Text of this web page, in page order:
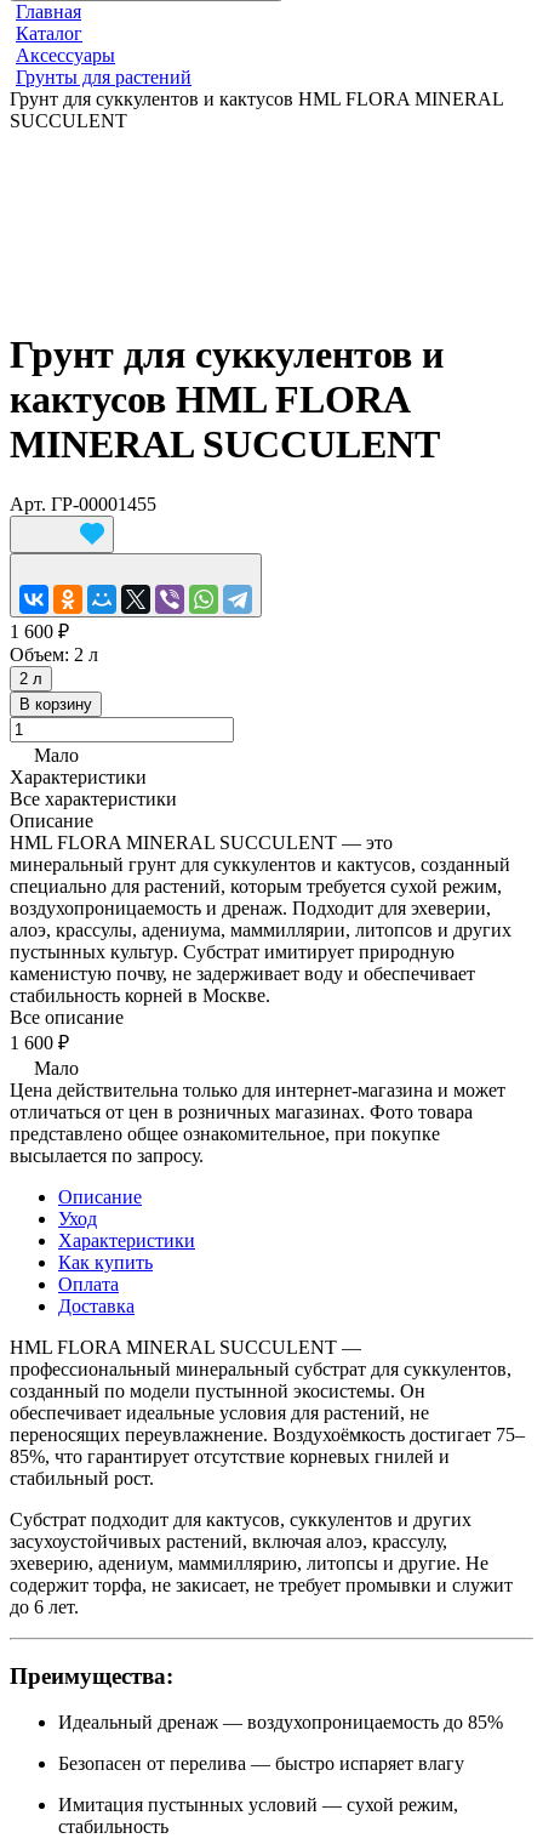
Главная
Каталог
Аксессуары
Грунты для растений
Грунт для суккулентов и кактусов HML FLORA MINERAL
SUCCULENT
Грунт для суккулентов и
кактусов HML FLORA
MINERAL SUCCULENT
Арт. ГР-00001455
1 600 ₽
Объем: 2 л
2 л
В корзину
Мало
Характеристики
Все характеристики
Описание
HML FLORA MINERAL SUCCULENT — это
минеральный грунт для суккулентов и кактусов, созданный
специально для растений, которым требуется сухой режим,
воздухопроницаемость и дренаж. Подходит для эхеверии,
алоэ, крассулы, адениума, маммиллярии, литопсов и других
пустынных культур. Субстрат имитирует природную
каменистую почву, не задерживает воду и обеспечивает
стабильность корней в Москве.
Все описание
1 600 ₽
Мало
Цена действительна только для интернет-магазина и может
отличаться от цен в розничных магазинах. Фото товара
представлено общее ознакомительное, при покупке
высылается по запросу.
Описание
Уход
Характеристики
Как купить
Оплата
Доставка
HML FLORA MINERAL SUCCULENT —
профессиональный минеральный субстрат для суккулентов,
созданный по модели пустынной экосистемы. Он
обеспечивает идеальные условия для растений, не
переносящих переувлажнение. Воздухоёмкость достигает 75–
85%, что гарантирует отсутствие корневых гнилей и
стабильный рост.
Субстрат подходит для кактусов, суккулентов и других
засухоустойчивых растений, включая алоэ, крассулу,
эхеверию, адениум, маммиллярию, литопсы и другие. Не
содержит торфа, не закисает, не требует промывки и служит
до 6 лет.
Преимущества:
Идеальный дренаж — воздухопроницаемость до 85%
Безопасен от перелива — быстро испаряет влагу
Имитация пустынных условий — сухой режим,
стабильность